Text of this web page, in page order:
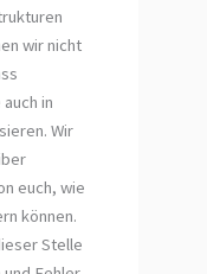
wir nicht
in
Wir
euch, wie
können.
Stelle